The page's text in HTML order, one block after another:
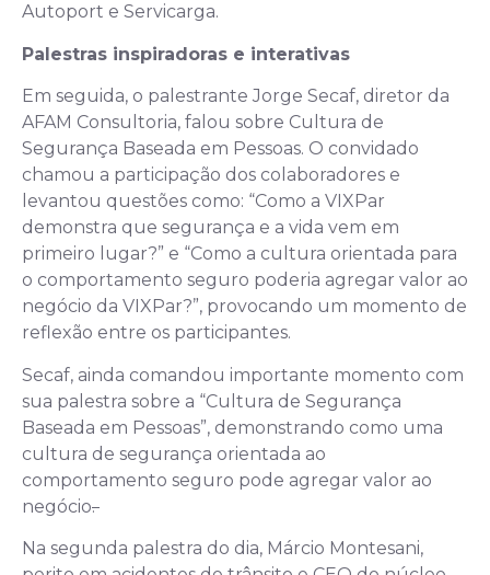
Autoport e Servicarga.
Palestras inspiradoras e interativas
Em seguida, o palestrante Jorge Secaf, diretor da
AFAM Consultoria, falou sobre Cultura de
Segurança Baseada em Pessoas. O convidado
chamou a participação dos colaboradores e
levantou questões como: “Como a VIXPar
demonstra que segurança e a vida vem em
primeiro lugar?” e “Como a cultura orientada para
o comportamento seguro poderia agregar valor ao
negócio da VIXPar?”, provocando um momento de
reflexão entre os participantes.
Secaf, ainda comandou importante momento com
sua palestra sobre a “Cultura de Segurança
Baseada em Pessoas”, demonstrando como uma
cultura de segurança orientada ao
comportamento seguro pode agregar valor ao
negócio.
Na segunda palestra do dia, Márcio Montesani,